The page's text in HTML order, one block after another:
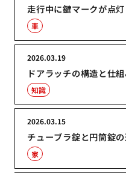
走行中に鍵マークが点
車
ドアラッチの構造と仕
2026.03.19
知識
チューブラ錠と円筒錠
2026.03.15
家